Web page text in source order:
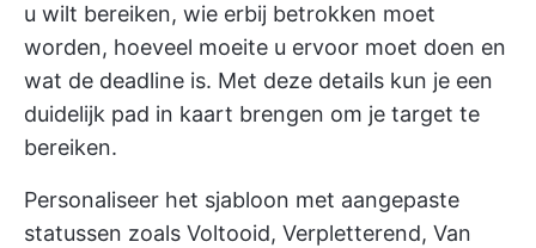
u wilt bereiken, wie erbij betrokken moet
worden, hoeveel moeite u ervoor moet doen en
wat de deadline is. Met deze details kun je een
duidelijk pad in kaart brengen om je target te
bereiken.
Personaliseer het sjabloon met aangepaste
statussen zoals Voltooid, Verpletterend, Van